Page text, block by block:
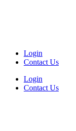
Login
Contact Us
Login
Contact Us